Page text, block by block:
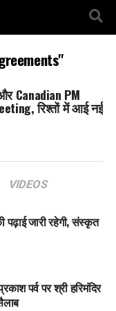
Canadian PM
रिश्तों में आई नई
VIDEOS
पढ़ाई जारी रहेगी, संस्कृत
पर्व पर श्री हरिमंदिर